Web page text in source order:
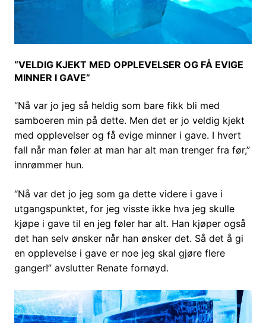
“VELDIG KJEKT MED OPPLEVELSER OG FÅ EVIGE
MINNER I GAVE”
“Nå var jo jeg så heldig som bare fikk bli med
samboeren min på dette. Men det er jo veldig kjekt
med opplevelser og få evige minner i gave. I hvert
fall når man føler at man har alt man trenger fra før,”
innrømmer hun.
“Nå var det jo jeg som ga dette videre i gave i
utgangspunktet, for jeg visste ikke hva jeg skulle
kjøpe i gave til en jeg føler har alt. Han kjøper også
det han selv ønsker når han ønsker det. Så det å gi
en opplevelse i gave er noe jeg skal gjøre flere
ganger!” avslutter Renate fornøyd.